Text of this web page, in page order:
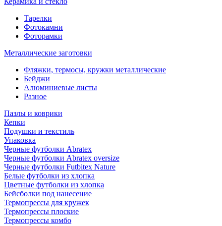
Тарелки
Фотокамни
Фоторамки
Металлические заготовки
Фляжки, термосы, кружки металлические
Бейджи
Алюминиевые листы
Разное
Пазлы и коврики
Кепки
Подушки и текстиль
Упаковка
Черные футболки Abratex
Черные футболки Abratex oversize
Черные футболки Futbitex Nature
Белые футболки из хлопка
Цветные футболки из хлопка
Бейсболки под нанесение
Термопрессы для кружек
Термопрессы плоские
Термопрессы комбо